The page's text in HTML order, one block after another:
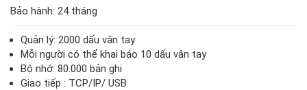
Bảo hành: 24 tháng
Quản lý: 2000 dấu vân tay
Mỗi người có thể khai báo 10 dấu vân tay
Bộ nhớ: 80.000 bản ghi
Giao tiếp : TCP/IP/ USB